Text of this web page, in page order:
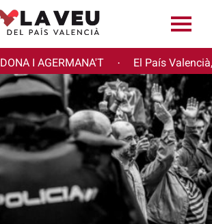
DONA I AGERMANA'T · El País